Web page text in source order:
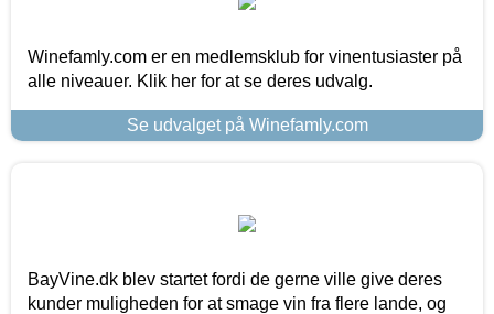
Winefamly.com er en medlemsklub for vinentusiaster på
alle niveauer. Klik her for at se deres udvalg.
Se udvalget på Winefamly.com
BayVine.dk blev startet fordi de gerne ville give deres
kunder muligheden for at smage vin fra flere lande, og